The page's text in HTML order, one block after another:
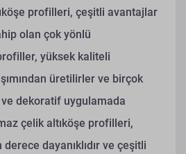
profilleri, çeşitli avantajlar
olan çok yönlü
yüksek kaliteli
üretilirler ve birçok
dekoratif uygulamada
çelik altıköşe profilleri,
dayanıklıdır ve çeşitli